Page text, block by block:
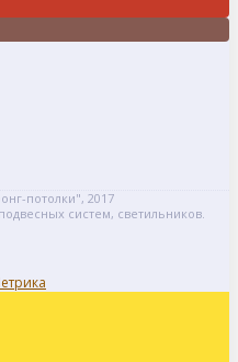
потолки", 2017
систем, светильников.